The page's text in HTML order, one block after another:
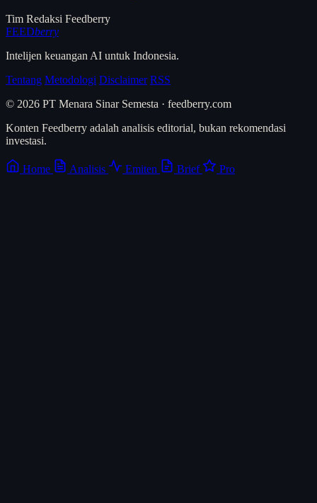
Tim Redaksi Feedberry
FEEDberry
Intelijen keuangan AI untuk Indonesia.
Tentang Metodologi Disclaimer RSS
© 2026 PT Menara Sinar Semesta · feedberry.com
Konten Feedberry adalah analisis editorial, bukan rekomendasi
investasi.
Home Analisis Emiten Brief Pro